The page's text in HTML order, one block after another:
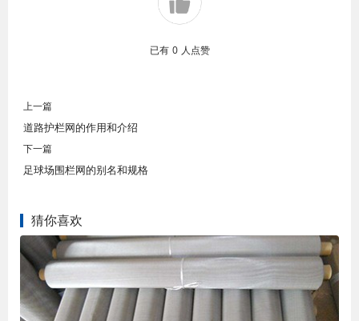
已有 0 人点赞
上一篇
道路护栏网的作用和介绍
下一篇
足球场围栏网的别名和规格
猜你喜欢